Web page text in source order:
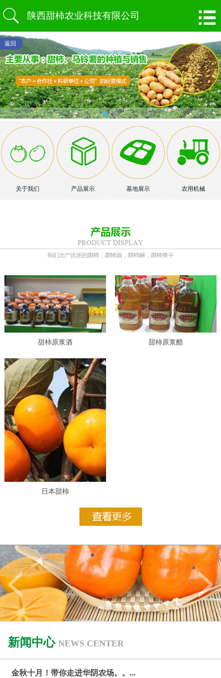
陕西甜柿农业科技有限公司
返回
关于我们 产品展示 基地展示 农用机械
甜柿原浆酒 甜柿原浆醋
日本甜柿
新闻中心 NEWS CENTER
金秋十月！带你走进华阴农场。。...